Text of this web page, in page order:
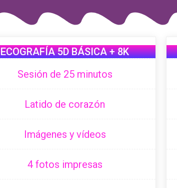
ECOGRAFÍA 5D BÁSICA + 8K
Sesión de 25 minutos
Latido de corazón
Imágenes y vídeos
4 fotos impresas